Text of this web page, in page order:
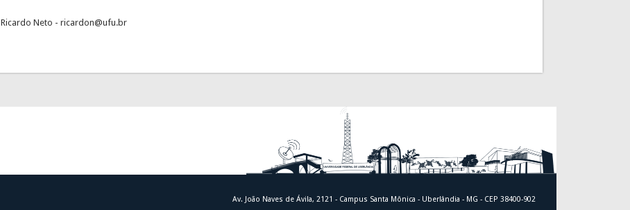
Ricardo Neto - ricardon@ufu.br
Av. João Naves de Ávila, 2121 - Campus Santa Mônica - Uberlândia - MG - CEP 38400-902